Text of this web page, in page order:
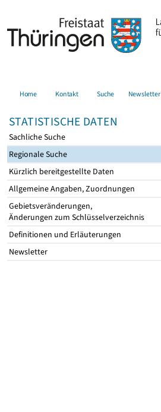
Home Kontakt Suche Newsletter
STATISTISCHE DATEN
Sachliche Suche
Regionale Suche
Kürzlich bereitgestellte Daten
Allgemeine Angaben, Zuordnungen
Gebietsveränderungen,
Änderungen zum Schlüsselverzeichnis
Definitionen und Erläuterungen
Newsletter